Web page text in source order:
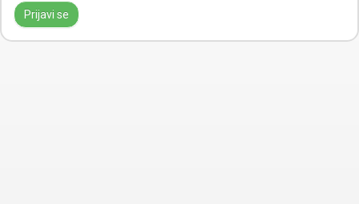
Prijavi se